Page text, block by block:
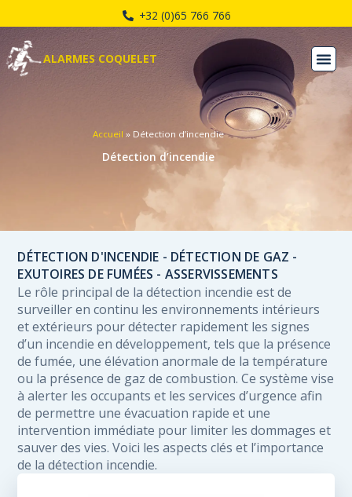
au
contenu
+32 (0)65 766 766
ALARMES COQUELET
Accueil » Détection d’incendie
Détection d’incendie
DÉTECTION D'INCENDIE - DÉTECTION DE GAZ -
EXUTOIRES DE FUMÉES - ASSERVISSEMENTS
Le rôle principal de la détection incendie est de
surveiller en continu les environnements intérieurs
et extérieurs pour détecter rapidement les signes
d’un incendie en développement, tels que la présence
de fumée, une élévation anormale de la température
ou la présence de gaz de combustion. Ce système vise
à alerter les occupants et les services d’urgence afin
de permettre une évacuation rapide et une
intervention immédiate pour limiter les dommages et
sauver des vies. Voici les aspects clés et l’importance
de la détection incendie.